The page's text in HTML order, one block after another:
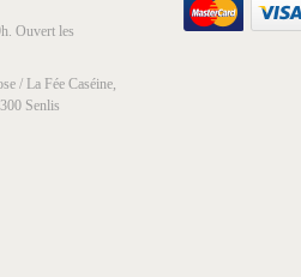
Ouvert les
/ La Fée Caséine,
Senlis